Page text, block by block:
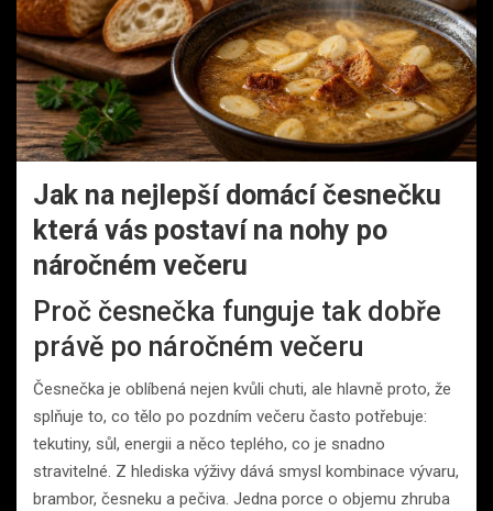
Jak na nejlepší domácí česnečku
která vás postaví na nohy po
náročném večeru
Proč česnečka funguje tak dobře
právě po náročném večeru
Česnečka je oblíbená nejen kvůli chuti, ale hlavně proto, že
splňuje to, co tělo po pozdním večeru často potřebuje:
tekutiny, sůl, energii a něco teplého, co je snadno
stravitelné. Z hlediska výživy dává smysl kombinace vývaru,
brambor, česneku a pečiva. Jedna porce o objemu zhruba